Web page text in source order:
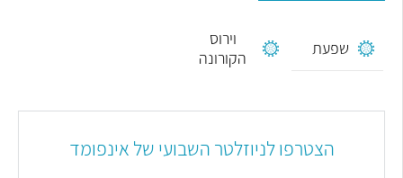
שפעת
וירוס
הקורונה
הצטרפו לניוזלטר השבועי של אינפומד